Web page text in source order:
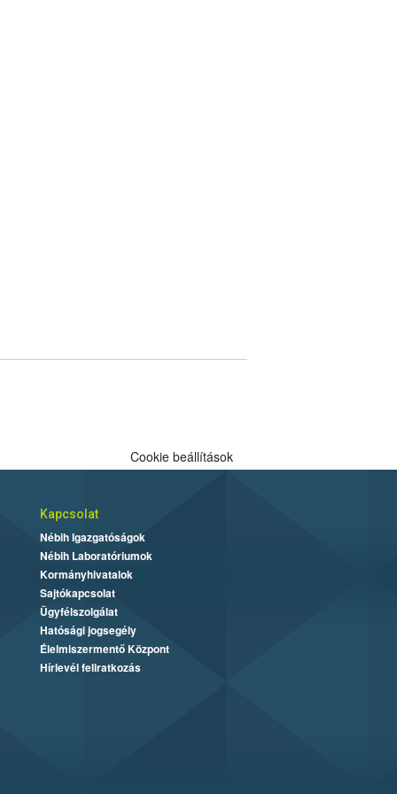
Cookie beállítások
Kapcsolat
Nébih Igazgatóságok
Nébih Laboratóriumok
Kormányhivatalok
Sajtókapcsolat
Ügyfélszolgálat
Hatósági jogsegély
Élelmiszermentő Központ
Hírlevél feliratkozás